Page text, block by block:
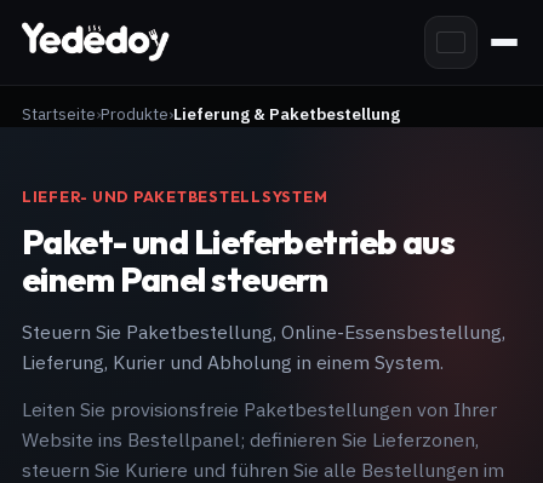
Startseite Produkte Lieferung & Paketbestellung
LIEFER- UND PAKETBESTELLSYSTEM
Paket- und Lieferbetrieb aus
einem Panel steuern
Steuern Sie Paketbestellung, Online-Essensbestellung,
Lieferung, Kurier und Abholung in einem System.
Leiten Sie provisionsfreie Paketbestellungen von Ihrer
Website ins Bestellpanel; definieren Sie Lieferzonen,
steuern Sie Kuriere und führen Sie alle Bestellungen im